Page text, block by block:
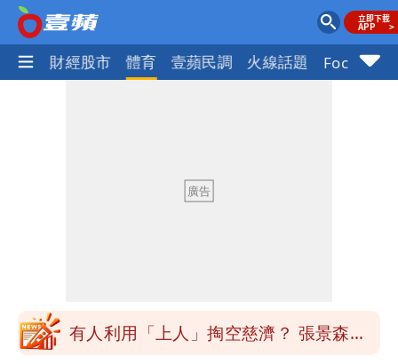
國際 財經股市 體育 壹蘋民調 火線話題 Focus+
痛罵「蔣萬安無能無恥」
桃園又要大停水！最長一早到晚上七點都
男裁判勒令女選手「解衣」檢查
有人利用「上人」掏空慈濟？ 張景森提2